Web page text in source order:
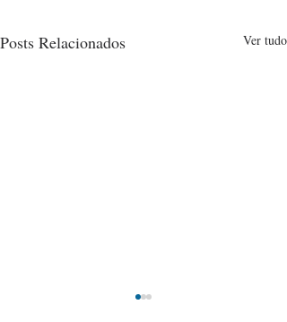
Posts Relacionados Ver tudo